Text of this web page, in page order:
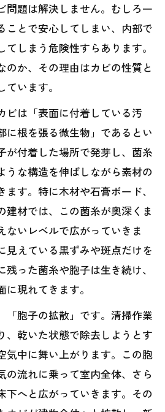
問題は解決しません。むしろ一
ことで安心してしまい、内部で
しまう危険性すらあります。
のか、その理由はカビの性質と
います。
ビは「表面に付着している汚
に根を張る微生物」であるとい
が付着した場所で発芽し、菌糸
うな構造を伸ばしながら素材の
す。特に木材や石膏ボード、
建材では、この菌糸が奥深くま
ないレベルで広がっていきま
見えている黒ずみや斑点だけを
った菌糸や胞子は生き続け、
現れてきます。
「胞子の拡散」です。清掃作業
、乾いた状態で除去しようとす
気中に舞い上がります。この胞
の流れに乗って室内全体、さら
下へと広がっていきます。その